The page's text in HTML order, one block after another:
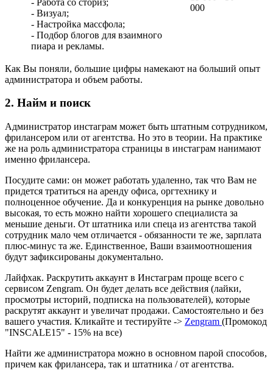
- Визуал;
- Настройка массфола;
- Подбор блогов для взаимного
пиара и рекламы.
000
Как Вы поняли, большие цифры намекают на больший опыт
администратора и объем работы.
2. Найм и поиск
Администратор инстаграм может быть штатным сотрудником,
фрилансером или от агентства. Но это в теории. На практике
же на роль администратора страницы в инстаграм нанимают
именно фрилансера.
Посудите сами: он может работать удаленно, так что Вам не
придется тратиться на аренду офиса, оргтехнику и
полноценное обучение. Да и конкуренция на рынке довольно
высокая, то есть можно найти хорошего специалиста за
меньшие деньги. От штатника или спеца из агентства такой
сотрудник мало чем отличается - обязанности те же, зарплата
плюс-минус та же. Единственное, Ваши взаимоотношения
будут зафиксированы документально.
Лайфхак. Раскрутить аккаунт в Инстаграм проще всего с
сервисом Zengram. Он будет делать все действия (лайки,
просмотры историй, подписка на пользователей), которые
раскрутят аккаунт и увеличат продажи. Самостоятельно и без
вашего участия. Кликайте и тестируйте -> Zengram (Промокод
"INSCALE15" - 15% на все)
Найти же администратора можно в основном парой способов,
причем как фрилансера, так и штатника / от агентства.